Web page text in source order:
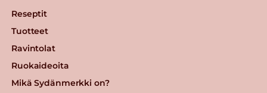
Reseptit
Tuotteet
Ravintolat
Ruokaideoita
Mikä Sydänmerkki on?